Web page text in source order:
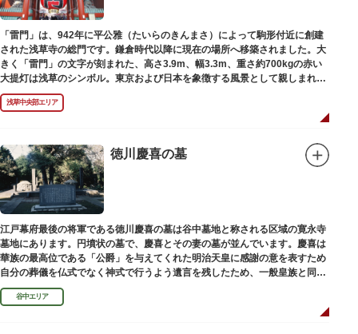
ック。手塚治虫のユニコのお守りなど愛らしいものがありますよ。
「雷門」は、942年に平公雅（たいらのきんまさ）によって駒形付近に創建
された浅草寺の総門です。鎌倉時代以降に現在の場所へ移築されました。大
きく「雷門」の文字が刻まれた、高さ3.9m、幅3.3m、重さ約700kgの赤い
大提灯は浅草のシンボル。東京および日本を象徴する風景として親しまれ、
フォトスポットとしても国内外の観光客を魅了し続けています。
提灯の底部に施された見事な龍の彫刻や、門の北側（風神雷神の背後）に安
置されている浅草寺の護法善神「天龍像」と「金龍像」も見どころ。正式名
ます。日没から23時頃までは雷門や浅草寺がライトアップされ、昼間とは違
った荘厳な雰囲気に包まれます。
何度も焼失と再建を繰り返し、現在の雷門は1960年に松下電器産業（現パナ
ソニック）の松下幸之助氏の寄進により再建されたものです。
浅草中央部エリア
徳川慶喜の墓
江戸幕府最後の将軍である徳川慶喜の墓は谷中墓地と称される区域の寛永寺
墓地にあります。円墳状の墓で、慶喜とその妻の墓が並んでいます。慶喜は
華族の最高位である「公爵」を与えてくれた明治天皇に感謝の意を表すため
自分の葬儀を仏式でなく神式で行うよう遺言を残したため、一般皇族と同じ
ような円墳が建てられました。
谷中エリア